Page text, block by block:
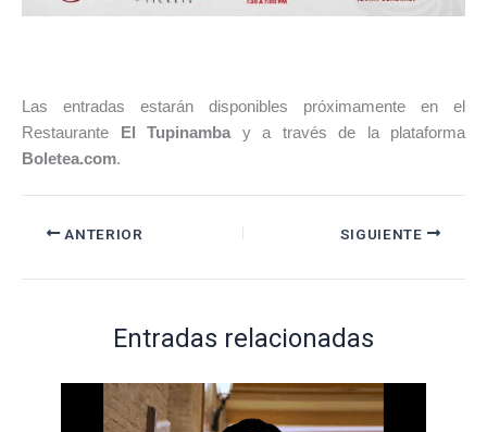
Las entradas estarán disponibles próximamente en el
Restaurante El Tupinamba y a través de la plataforma
Boletea.com.
ANTERIOR SIGUIENTE
Entradas relacionadas